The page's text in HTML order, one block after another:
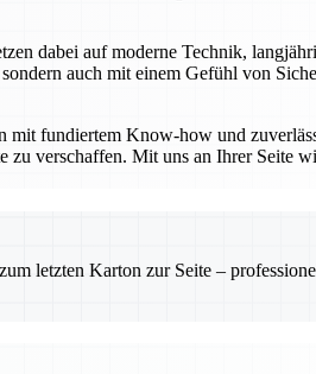
dabei auf moderne Technik,
auch mit einem Gefühl von
mit fundiertem Know-how und
zu verschaffen. Mit uns an Ihrer Seite
letzten Karton zur Seite –